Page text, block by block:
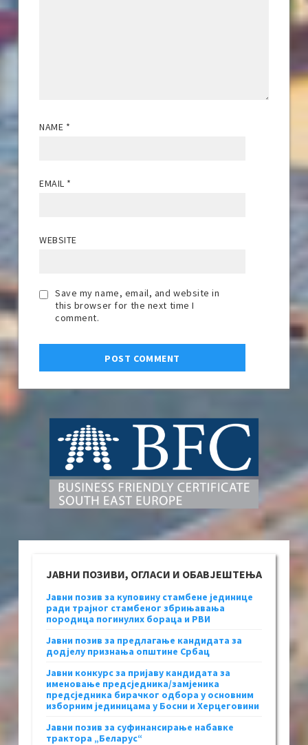
NAME *
EMAIL *
WEBSITE
Save my name, email, and website in
this browser for the next time I
comment.
ЈАВНИ ПОЗИВИ, ОГЛАСИ И ОБАВЈЕШТЕЊА
Јавни позив за куповину стамбене јединице
ради трајног стамбеног збрињавања
породица погинулих бораца и РВИ
Јавни позив за предлагање кандидата за
додјелу признања општине Србац
Јавни конкурс за пријаву кандидата за
именовање предсједника/замјеника
предсједника бирачког одбора у основним
изборним јединицама у Босни и Херцеговини
Јавни позив за суфинансирање набавке
трактора „Беларус“